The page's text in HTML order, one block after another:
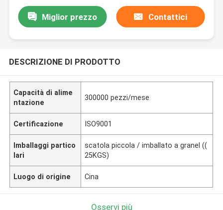
Miglior prezzo Contattici
DESCRIZIONE DI PRODOTTO
Capacità di alime
ntazione
300000 pezzi/mese
Certificazione ISO9001
Imballaggi partico
lari
scatola piccola / imballato a granel ((
25KGS)
Luogo di origine Cina
Osservi più